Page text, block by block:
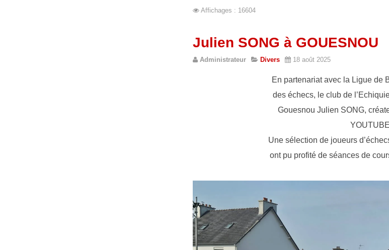
Affichages : 16604
Julien SONG à GOUESNOU
Administrateur Divers 18 août 2025
En partenariat avec la Ligue de
des échecs, le club de
Gouesnou Julien SONG,
Une sélection de joueurs
ont pu profité de séances de